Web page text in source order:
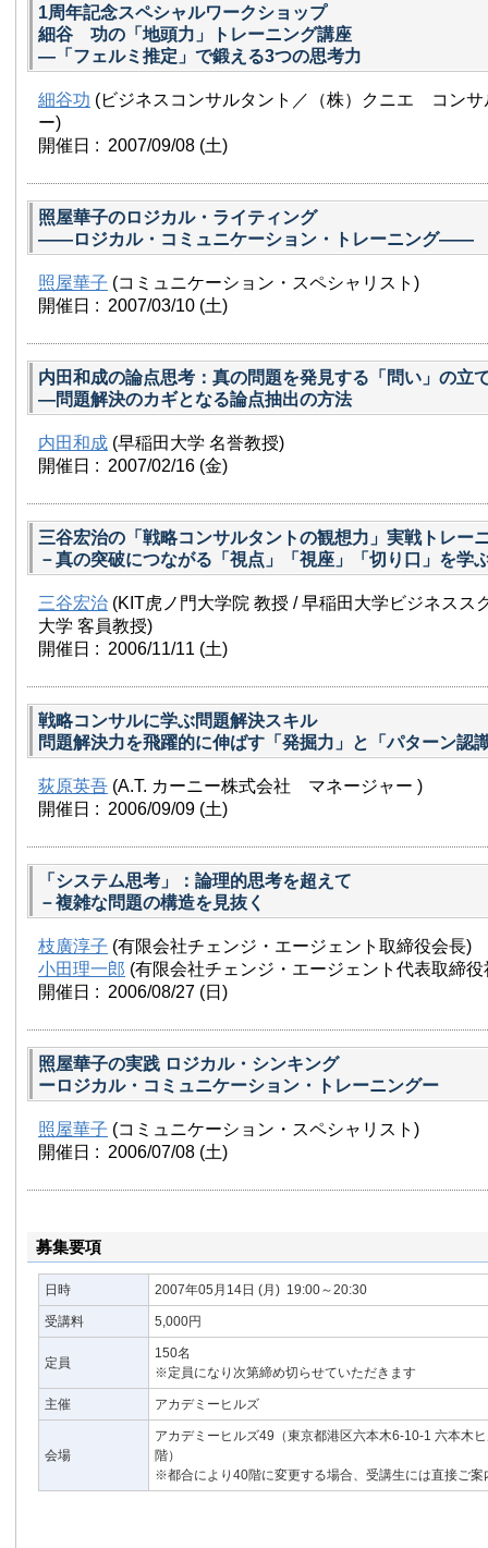
1周年記念スペシャルワークショップ
細谷 功の「地頭力」トレーニング講座
—「フェルミ推定」で鍛える3つの思考力
細谷功 (ビジネスコンサルタント／（株）クニエ コンサ
ー)
開催日 : 2007/09/08 (土)
照屋華子のロジカル・ライティング
——ロジカル・コミュニケーション・トレーニング——
照屋華子 (コミュニケーション・スペシャリスト)
開催日 : 2007/03/10 (土)
内田和成の論点思考：真の問題を発見する「問い」の立
—問題解決のカギとなる論点抽出の方法
内田和成 (早稲田大学 名誉教授)
開催日 : 2007/02/16 (金)
三谷宏治の「戦略コンサルタントの観想力」実戦トレー
－真の突破につながる「視点」「視座」「切り口」を学
三谷宏治 (KIT虎ノ門大学院 教授 / 早稲田大学ビジネスス
大学 客員教授)
開催日 : 2006/11/11 (土)
戦略コンサルに学ぶ問題解決スキル
問題解決力を飛躍的に伸ばす「発掘力」と「パターン認
荻原英吾 (A.T. カーニー株式会社 マネージャー )
開催日 : 2006/09/09 (土)
「システム思考」：論理的思考を超えて
－複雑な問題の構造を見抜く
枝廣淳子 (有限会社チェンジ・エージェント取締役会長)
小田理一郎 (有限会社チェンジ・エージェント代表取締役
開催日 : 2006/08/27 (日)
照屋華子の実践 ロジカル・シンキング
ーロジカル・コミュニケーション・トレーニングー
照屋華子 (コミュニケーション・スペシャリスト)
開催日 : 2006/07/08 (土)
募集要項
日時 2007年05月14日 (月) 19:00～20:30
受講料 5,000円
定員
150名
※定員になり次第締め切らせていただきます
主催 アカデミーヒルズ
会場
アカデミーヒルズ49（東京都港区六本木6-10-1 六本木
階）
※都合により40階に変更する場合、受講生には直接ご案